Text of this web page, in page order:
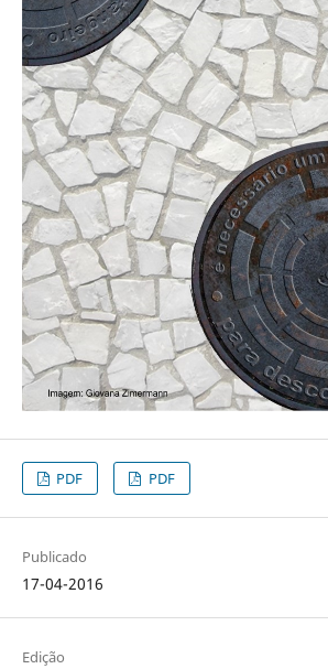
PDF PDF
Publicado
17-04-2016
Edição